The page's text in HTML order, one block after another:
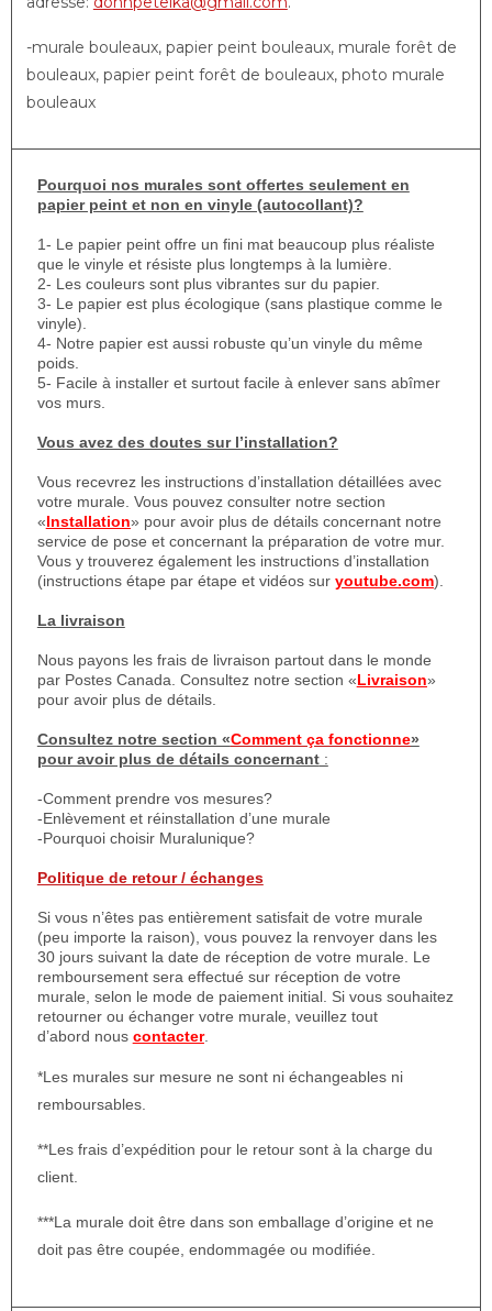
-murale bouleaux, papier peint bouleaux, murale forêt de
bouleaux, papier peint forêt de bouleaux, photo murale
bouleaux
Pourquoi nos murales sont offertes seulement en
papier peint et non en vinyle (autocollant)?
1- Le papier peint offre un fini mat beaucoup plus réaliste
que le vinyle et résiste plus longtemps à la lumière.
2- Les couleurs sont plus vibrantes sur du papier.
3- Le papier est plus écologique (sans plastique comme le
vinyle).
4- Notre papier est aussi robuste qu’un vinyle du même
poids.
5- Facile à installer et surtout facile à enlever sans abîmer
vos murs.
Vous avez des doutes sur l’installation?
Vous recevrez les instructions d’installation détaillées avec
votre murale. Vous pouvez consulter notre section
«Installation» pour avoir plus de détails concernant notre
service de pose et concernant la préparation de votre mur.
Vous y trouverez également les instructions d’installation
(instructions étape par étape et vidéos sur youtube.com).
La livraison
Nous payons les frais de livraison partout dans le monde
par Postes Canada. Consultez notre section «Livraison»
pour avoir plus de détails.
Consultez notre section «Comment ça fonctionne»
pour avoir plus de détails concernant:
-Comment prendre vos mesures?
-Enlèvement et réinstallation d’une murale
-Pourquoi choisir Muralunique?
Politique de retour / échanges
Si vous n’êtes pas entièrement satisfait de votre murale
(peu importe la raison), vous pouvez la renvoyer dans les
30 jours suivant la date de réception de votre murale. Le
remboursement sera effectué sur réception de votre
murale, selon le mode de paiement initial. Si vous souhaitez
retourner ou échanger votre murale, veuillez tout
d’abord nous contacter.
*Les murales sur mesure ne sont ni échangeables ni
remboursables.
**Les frais d’expédition pour le retour sont à la charge du
client.
***La murale doit être dans son emballage d’origine et ne
doit pas être coupée, endommagée ou modifiée.